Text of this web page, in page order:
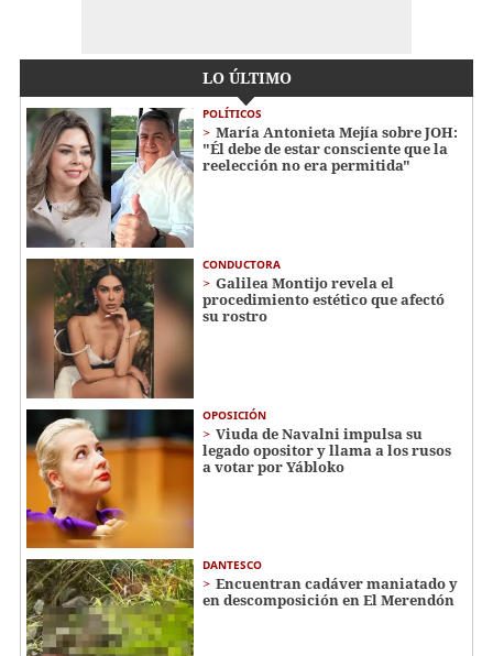
LO ÚLTIMO
POLÍTICOS
María Antonieta Mejía sobre JOH:
"Él debe de estar consciente que la
reelección no era permitida"
CONDUCTORA
Galilea Montijo revela el
procedimiento estético que afectó
su rostro
OPOSICIÓN
Viuda de Navalni impulsa su
legado opositor y llama a los rusos
a votar por Yábloko
DANTESCO
Encuentran cadáver maniatado y
en descomposición en El Merendón